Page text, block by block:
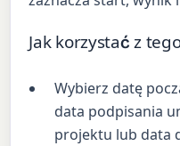
Jak korzystać z
Wybierz datę
data podpisania
projektu lub data